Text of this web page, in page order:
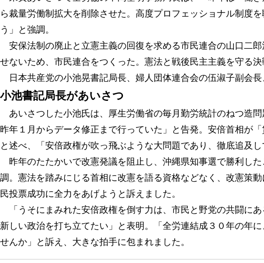
ら裁量労働制拡大を削除させた。高度プロフェッショナル制度
う」と強調。
安保法制の廃止と立憲主義の回復を求める市民連合の山口二
せないため、市民連合をつくった。憲法と戦後民主主義を守る決
日本共産党の小池晃書記局長、婦人団体連合会の伍淑子副会長
小池書記局長があいさつ
あいさつした小池氏は、厚生労働省の毎月勤労統計のねつ造
昨年１月からデータ修正まで行っていた」と告発。安倍首相が
と述べ、「安倍政権が吹っ飛ぶような大問題であり、徹底追及し
昨年のたたかいで改憲発議を阻止し、沖縄県知事選で勝利し
調。憲法を踏みにじる首相に改憲を語る資格などなく、改憲策
民投票成功に全力をあげようと訴えました。
「うそにまみれた安倍政権を倒す力は、市民と野党の共闘に
新しい政治を打ち立てたい」と表明。「全労連結成３０年の年
せんか」と訴え、大きな拍手に包まれました。